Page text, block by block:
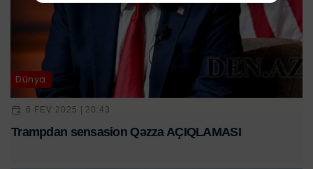
Dünya
6 FEV 2025 | 20:43
Trampdan sensasion Qəzza AÇIQLAMASI